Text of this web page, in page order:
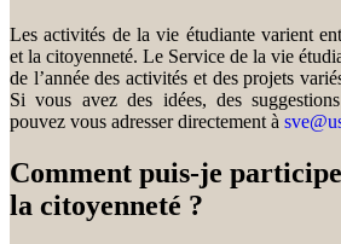
Les activités de la vie étudiante varient
et la citoyenneté. Le Service de la vie
de l’année des activités et des projets
Si vous avez des idées, des
pouvez vous adresser directement à
Comment puis-je
la citoyenneté ?